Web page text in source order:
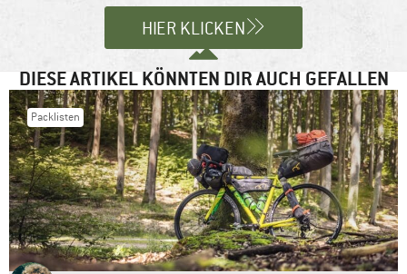
Name*
E-Mail-Adresse*
HIER KLICKEN
DIESE ARTIKEL KÖNNTEN DIR AUCH GEFALLEN
Packlisten